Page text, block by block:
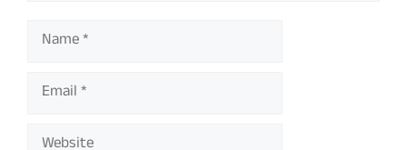
Name
Email
Website